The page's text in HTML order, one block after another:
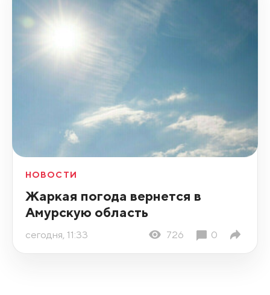
НОВОСТИ
Жаркая погода вернется в
Амурскую область
сегодня, 11:33 726 0